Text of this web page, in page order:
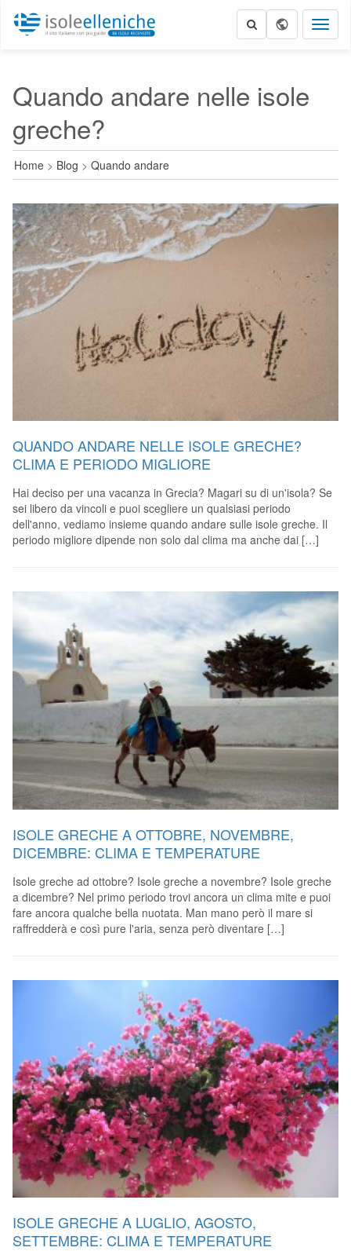
Quando andare nelle isole
greche?
Home > Blog > Quando andare
QUANDO ANDARE NELLE ISOLE GRECHE?
CLIMA E PERIODO MIGLIORE
Hai deciso per una vacanza in Grecia? Magari su di un'isola? Se
sei libero da vincoli e puoi scegliere un qualsiasi periodo
dell'anno, vediamo insieme quando andare sulle isole greche. Il
periodo migliore dipende non solo dal clima ma anche dai […]
ISOLE GRECHE A OTTOBRE, NOVEMBRE,
DICEMBRE: CLIMA E TEMPERATURE
Isole greche ad ottobre? Isole greche a novembre? Isole greche
a dicembre? Nel primo periodo trovi ancora un clima mite e puoi
fare ancora qualche bella nuotata. Man mano però il mare si
raffredderà e così pure l'aria, senza però diventare […]
ISOLE GRECHE A LUGLIO, AGOSTO,
SETTEMBRE: CLIMA E TEMPERATURE